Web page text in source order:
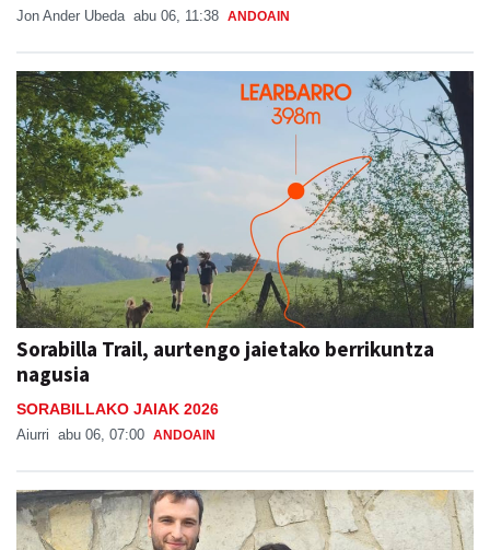
Jon Ander Ubeda abu 06, 11:38 ANDOAIN
Sorabilla Trail, aurtengo jaietako berrikuntza
nagusia
SORABILLAKO JAIAK 2026
Aiurri abu 06, 07:00 ANDOAIN